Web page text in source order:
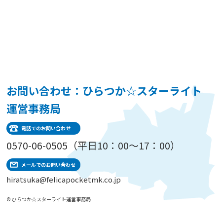
お問い合わせ：ひらつか☆スターライト
運営事務局
電話でのお問い合わせ
0570-06-0505（平日10：00～17：00）
メールでのお問い合わせ
hiratsuka@felicapocketmk.co.jp
© ひらつか☆スターライト運営事務局